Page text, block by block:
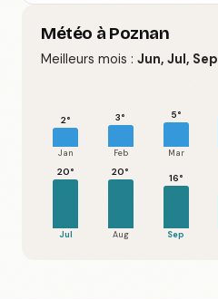
Météo à Poznan
Meilleurs mois : Jun, Jul, Sep
2°
Jan
3°
Feb
5°
Mar
20°
Jul
20°
Aug
16°
Sep